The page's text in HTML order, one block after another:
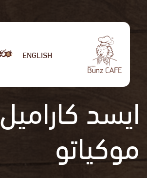
المحتوى
ENGLISH
ايسد كاراميل
موكياتو